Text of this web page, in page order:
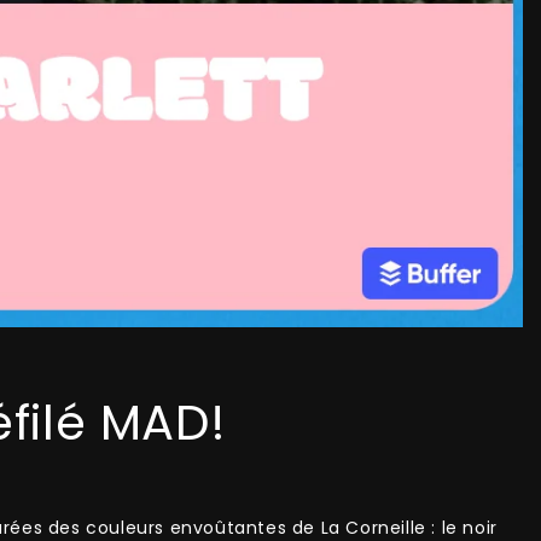
MAD!
des couleurs envoûtantes de La Corneille : le noir